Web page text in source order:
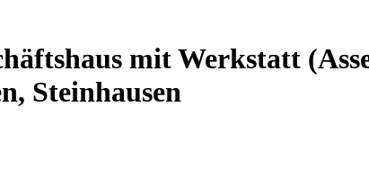
mit Werkstatt
Steinhausen